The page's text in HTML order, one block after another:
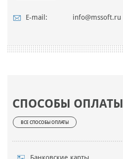
E-mail: info@mssoft.ru
СПОСОБЫ ОПЛАТЫ
ВСЕ СПОСОБЫ ОПЛАТЫ